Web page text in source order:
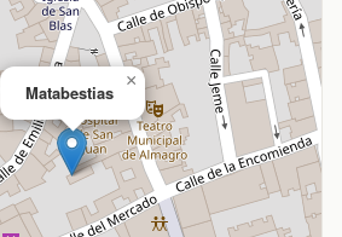
Matabestias
×